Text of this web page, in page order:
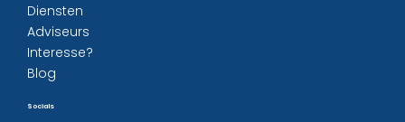
Diensten
Adviseurs
Interesse?
Blog
Socials